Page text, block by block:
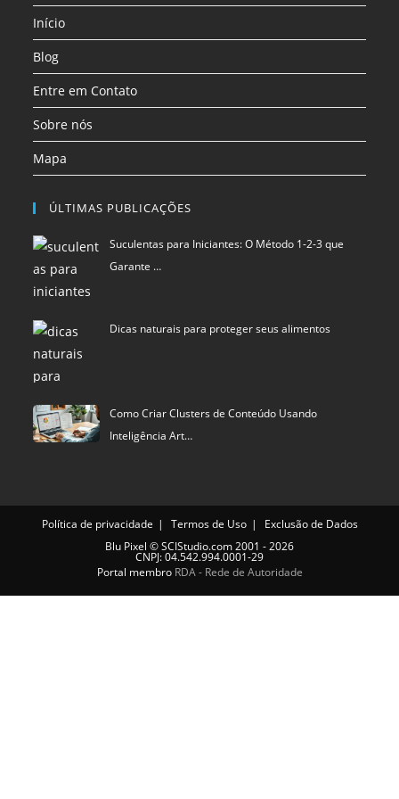
nova
aba
aba
aba
Início
Blog
Entre em Contato
Sobre nós
Mapa
ÚLTIMAS PUBLICAÇÕES
Suculentas para Iniciantes: O Método 1-2-3 que
Garante …
Dicas naturais para proteger seus alimentos
Como Criar Clusters de Conteúdo Usando
Inteligência Art…
Política de privacidade Termos de Uso
Exclusão de Dados
Blu Pixel ©SCIStudio.com2001 - 2026
CNPJ: 04.542.994.0001-29
Portal membro RDA - Rede de Autoridade